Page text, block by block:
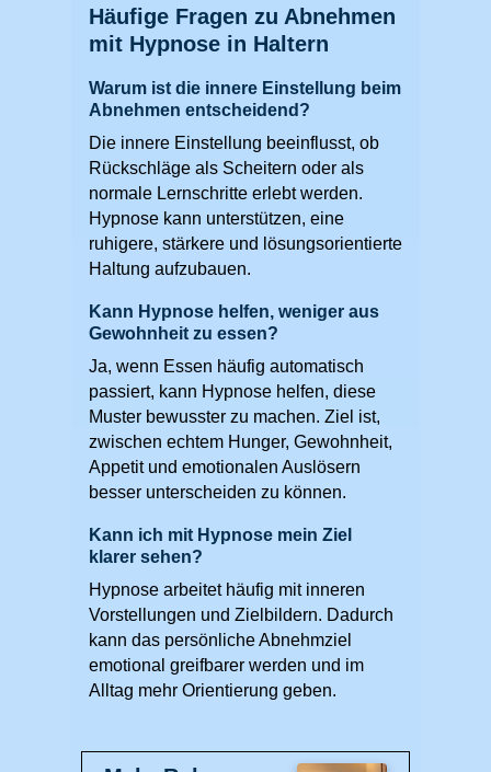
Häufige Fragen zu Abnehmen
mit Hypnose in Haltern
Warum ist die innere Einstellung beim
Abnehmen entscheidend?
Die innere Einstellung beeinflusst, ob
Rückschläge als Scheitern oder als
normale Lernschritte erlebt werden.
Hypnose kann unterstützen, eine
ruhigere, stärkere und lösungsorientierte
Haltung aufzubauen.
Kann Hypnose helfen, weniger aus
Gewohnheit zu essen?
Ja, wenn Essen häufig automatisch
passiert, kann Hypnose helfen, diese
Muster bewusster zu machen. Ziel ist,
zwischen echtem Hunger, Gewohnheit,
Appetit und emotionalen Auslösern
besser unterscheiden zu können.
Kann ich mit Hypnose mein Ziel
klarer sehen?
Hypnose arbeitet häufig mit inneren
Vorstellungen und Zielbildern. Dadurch
kann das persönliche Abnehmziel
emotional greifbarer werden und im
Alltag mehr Orientierung geben.